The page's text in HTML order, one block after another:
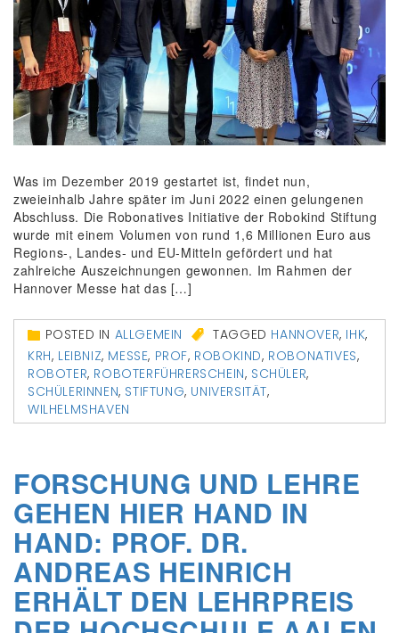
Was im Dezember 2019 gestartet ist, findet nun,
zweieinhalb Jahre später im Juni 2022 einen gelungenen
Abschluss. Die Robonatives Initiative der Robokind Stiftung
wurde mit einem Volumen von rund 1,6 Millionen Euro aus
Regions-, Landes- und EU-Mitteln gefördert und hat
zahlreiche Auszeichnungen gewonnen. Im Rahmen der
Hannover Messe hat das […]
POSTED IN ALLGEMEIN TAGGED HANNOVER, IHK,
KRH, LEIBNIZ, MESSE, PROF, ROBOKIND, ROBONATIVES,
ROBOTER, ROBOTERFÜHRERSCHEIN, SCHÜLER,
SCHÜLERINNEN, STIFTUNG, UNIVERSITÄT,
WILHELMSHAVEN
FORSCHUNG UND LEHRE
GEHEN HIER HAND IN
HAND: PROF. DR.
ANDREAS HEINRICH
ERHÄLT DEN LEHRPREIS